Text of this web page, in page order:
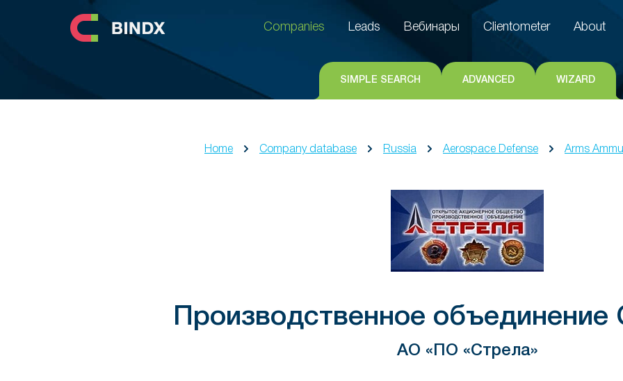
Clientometer
Companies
Leads Вебинары Clientometer About
SIMPLE SEARCH ADVANCED WIZARD
Home Company database Russia Aerospace Defense Arms
Производственное объединение
АО «ПО «Стрела»